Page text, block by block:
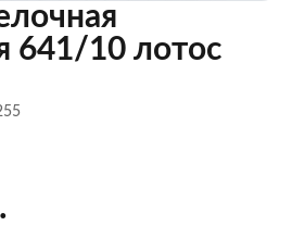
641/10 лотос